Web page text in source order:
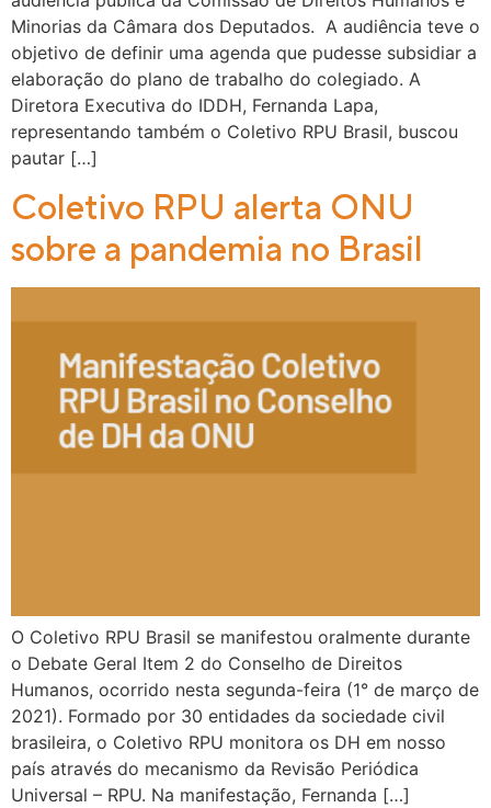
Minorias da Câmara dos Deputados. A audiência teve o
objetivo de definir uma agenda que pudesse subsidiar a
elaboração do plano de trabalho do colegiado. A
Diretora Executiva do IDDH, Fernanda Lapa,
representando também o Coletivo RPU Brasil, buscou
pautar […]
Coletivo RPU alerta ONU
sobre a pandemia no Brasil
O Coletivo RPU Brasil se manifestou oralmente durante
o Debate Geral Item 2 do Conselho de Direitos
Humanos, ocorrido nesta segunda-feira (1° de março de
2021). Formado por 30 entidades da sociedade civil
brasileira, o Coletivo RPU monitora os DH em nosso
país através do mecanismo da Revisão Periódica
Universal – RPU. Na manifestação, Fernanda […]